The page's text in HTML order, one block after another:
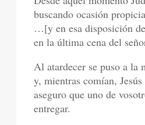
buscando ocasión
…[y en esa disposición
en la última cena del
Al atardecer se puso a la
y, mientras comían,
aseguro que uno de
entregar.